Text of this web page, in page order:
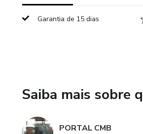
Garantia de 15 dias
Saiba mais sobre
PORTAL CMB